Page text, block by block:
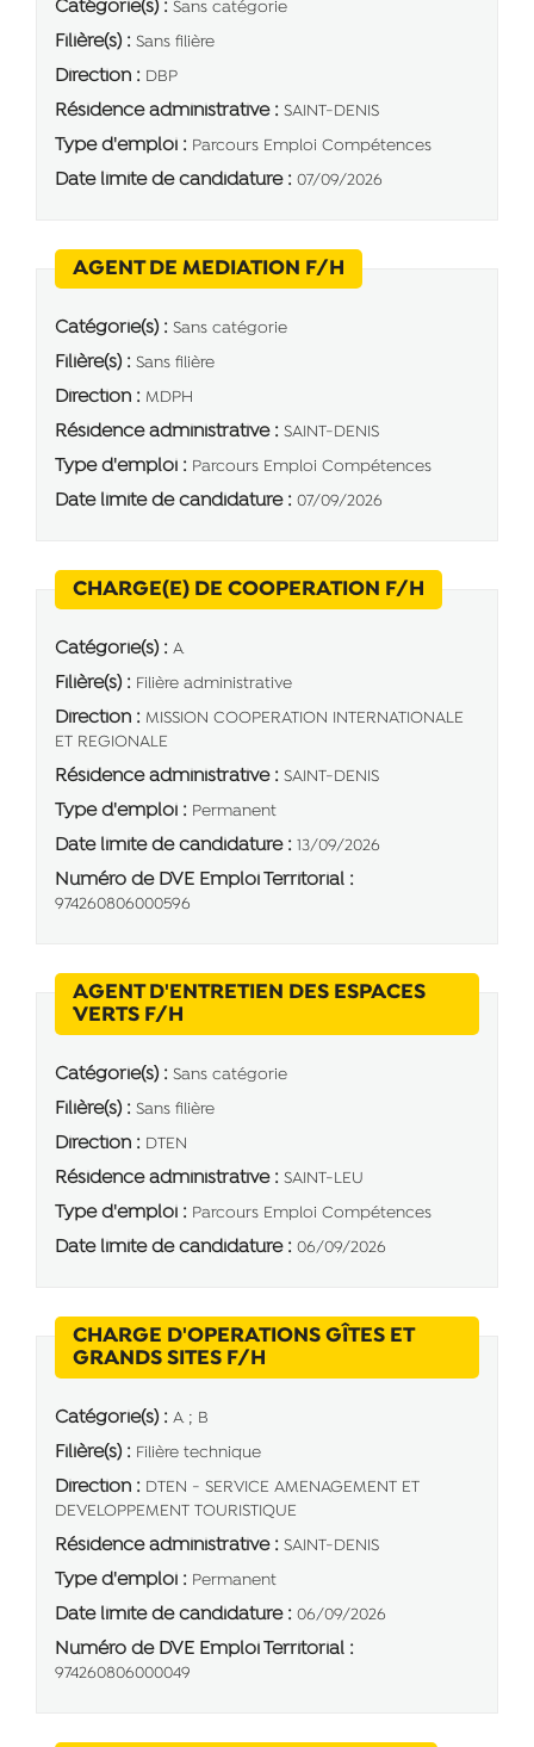
Catégorie(s) : Sans catégorie
Filière(s) : Sans filière
Direction : DBP
Résidence administrative : SAINT-DENIS
Type d'emploi : Parcours Emploi Compétences
Date limite de candidature : 07/09/2026
AGENT DE MEDIATION F/H
Catégorie(s) : Sans catégorie
Filière(s) : Sans filière
Direction : MDPH
Résidence administrative : SAINT-DENIS
Type d'emploi : Parcours Emploi Compétences
Date limite de candidature : 07/09/2026
CHARGE(E) DE COOPERATION F/H
Catégorie(s) : A
Filière(s) : Filière administrative
Direction : MISSION COOPERATION INTERNATIONALE
ET REGIONALE
Résidence administrative : SAINT-DENIS
Type d'emploi : Permanent
Date limite de candidature : 13/09/2026
Numéro de DVE Emploi Territorial :
974260806000596
AGENT D'ENTRETIEN DES ESPACES
VERTS F/H
Catégorie(s) : Sans catégorie
Filière(s) : Sans filière
Direction : DTEN
Résidence administrative : SAINT-LEU
Type d'emploi : Parcours Emploi Compétences
Date limite de candidature : 06/09/2026
CHARGE D'OPERATIONS GÎTES ET
GRANDS SITES F/H
Catégorie(s) : A ; B
Filière(s) : Filière technique
Direction : DTEN - SERVICE AMENAGEMENT ET
DEVELOPPEMENT TOURISTIQUE
Résidence administrative : SAINT-DENIS
Type d'emploi : Permanent
Date limite de candidature : 06/09/2026
Numéro de DVE Emploi Territorial :
974260806000049